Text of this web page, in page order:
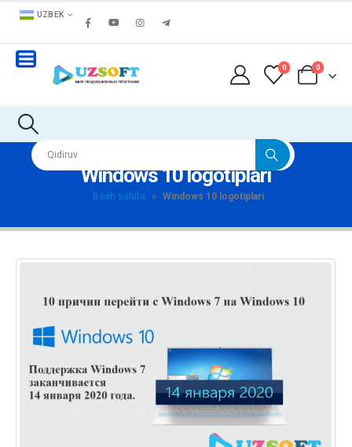
UZBEK
0 0
Windows 10 logotiplari
Bosh sahifa » Windows 10 logotiplari